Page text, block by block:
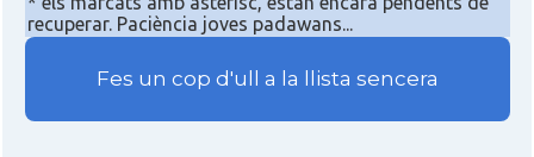
recuperar. Paciència joves padawans...
Fes un cop d'ull a la llista sencera